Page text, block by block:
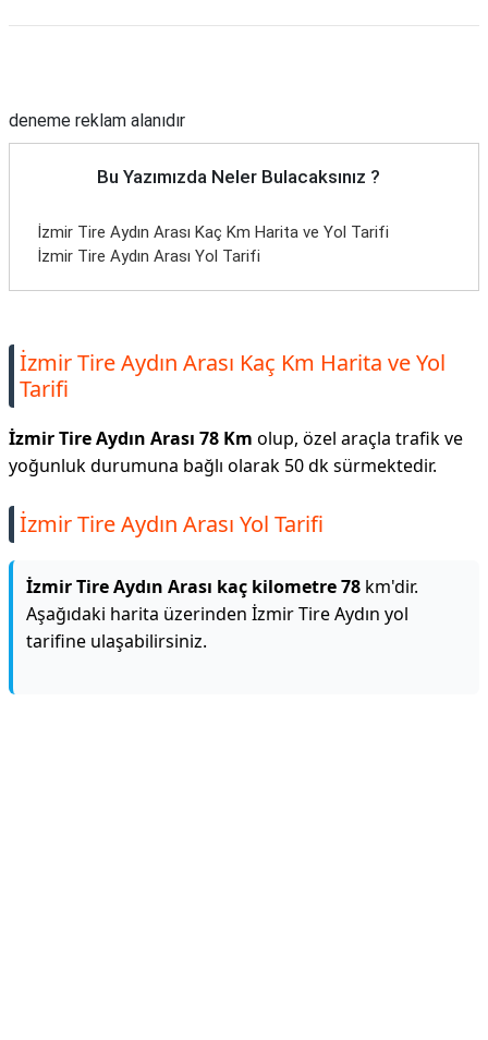
deneme reklam alanıdır
Bu Yazımızda Neler Bulacaksınız ?
İzmir Tire Aydın Arası Kaç Km Harita ve Yol Tarifi
İzmir Tire Aydın Arası Yol Tarifi
İzmir Tire Aydın Arası Kaç Km Harita ve Yol
Tarifi
İzmir Tire Aydın Arası 78 Km olup, özel araçla trafik ve
yoğunluk durumuna bağlı olarak 50 dk sürmektedir.
İzmir Tire Aydın Arası Yol Tarifi
İzmir Tire Aydın Arası kaç kilometre 78 km'dir.
Aşağıdaki harita üzerinden İzmir Tire Aydın yol
tarifine ulaşabilirsiniz.